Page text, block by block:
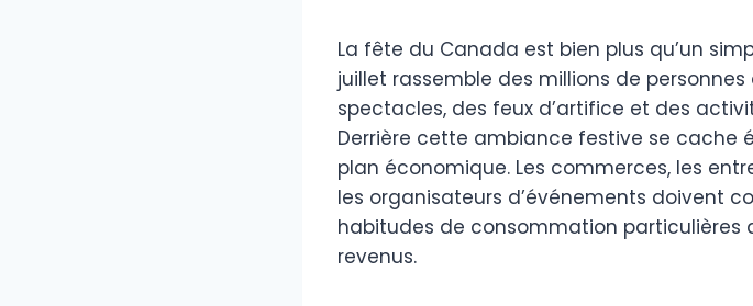
La fête du Canada est bien plus qu’un
juillet rassemble des millions de
spectacles, des feux d’artifice et des
Derrière cette ambiance festive se cache
plan économique. Les commerces, les
les organisateurs d’événements doivent
habitudes de consommation particulières
revenus.